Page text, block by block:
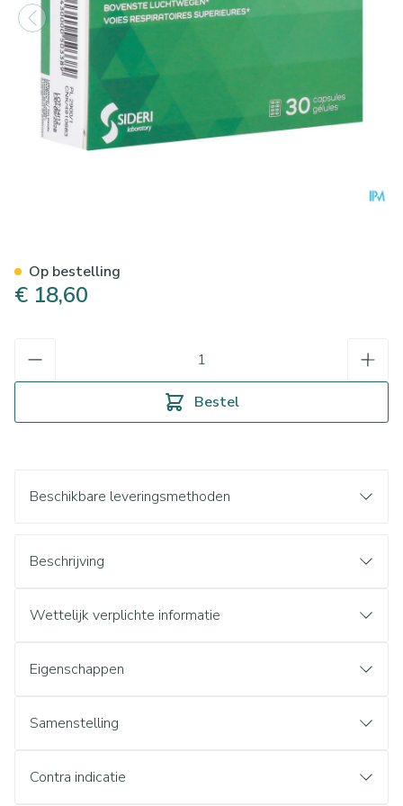
€ 18,60
Bestel
Op bestelling
Beschikbare leveringsmethoden
Beschrijving
Wettelijk verplichte informatie
Eigenschappen
Samenstelling
Contra indicatie